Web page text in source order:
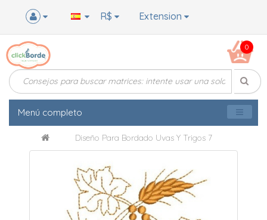
Extension
R$
0
Menú completo
Diseño Para Bordado Uvas Y Trigos 7